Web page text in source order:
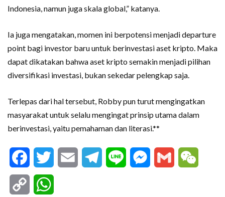
Indonesia, namun juga skala global,” katanya.
Ia juga mengatakan, momen ini berpotensi menjadi departure
point bagi investor baru untuk berinvestasi aset kripto. Maka
dapat dikatakan bahwa aset kripto semakin menjadi pilihan
diversifikasi investasi, bukan sekedar pelengkap saja.
Terlepas dari hal tersebut, Robby pun turut mengingatkan
masyarakat untuk selalu mengingat prinsip utama dalam
berinvestasi, yaitu pemahaman dan literasi.**
FacebookTwitter Email Telegram
Line Messenger
Gmail
Copy